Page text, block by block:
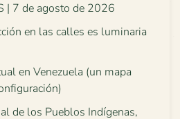
| 7 de agosto de 2026
en las calles es luminaria
en Venezuela (un mapa
de los Pueblos Indígenas,